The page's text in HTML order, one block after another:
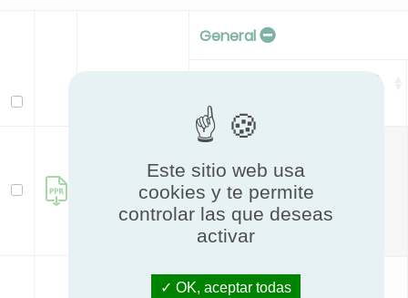
General
PUREVENT
HYGRO
Download file
Este sitio web usa
cookies y te permite
controlar las que deseas
activar
OK, aceptar todas